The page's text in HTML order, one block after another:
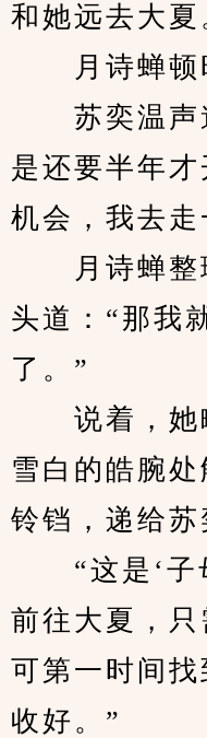
和她远去大夏
月诗蝉顿
苏奕温声
是还要半年
机会，我去
月诗蝉整
头道：“那我
了。”
说着，她
雪白的皓腕
铃铛，递给苏
“这是‘子
前往大夏，
可第一时间
收好。”